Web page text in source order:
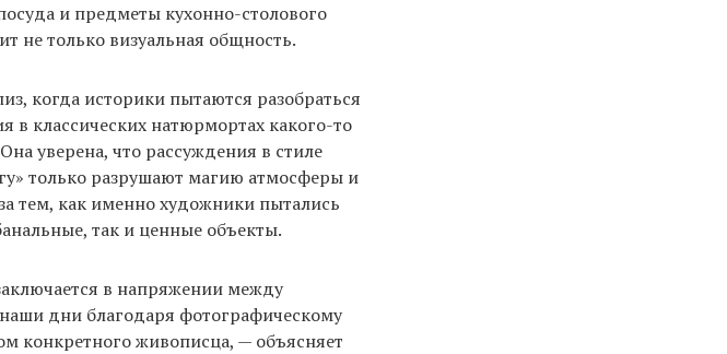
и предметы кухонно-столового
не только визуальная общность.
когда историки пытаются разобраться
в классических натюрмортах какого-то
уверена, что рассуждения в стиле
только разрушают магию атмосферы и
тем, как именно художники пытались
так и ценные объекты.
в напряжении между
дни благодаря фотографическому
конкретного живописца, — объясняет